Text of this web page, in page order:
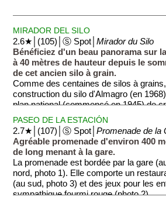
MIRADOR DEL SILO
2.6★│(105)│Ⓢ Spot│Mirador du Silo
Bénéficiez d'un beau panorama sur
à 40 mètres de hauteur depuis le
de cet ancien silo à grain.
Comme des centaines de silos à
construction du silo d'Almagro (en
plan national (commencé en 1945) de
tout le territoire espagnol afin de
production de céréales des paysans
de l'Espagne dans l'Union Européenne
l'organisation étatique de la production
beaucoup de silos furent abandonnés...
La mairie d'Almagro racheta le silo en
mirador à son sommet (à presque 40
PASEO DE LA ESTACIÓN
2.7★│(107)│Ⓢ Spot│Promenade de la
Agréable promenade d'environ 400
de long menant à la gare.
La promenade est bordée par la gare
nord, photo 1). Elle comporte un
(au sud, photo 3) et des jeux pour les
sympathique fourmi rouge (photo 2).